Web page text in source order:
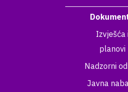
Izvješća
planovi
Nadzorni
Javna